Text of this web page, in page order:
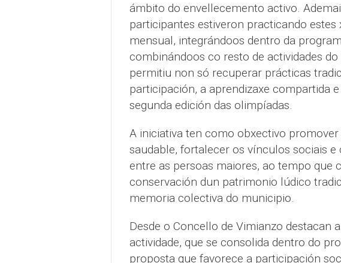
ámbito do envellecemento activo.
participantes estiveron practicando estes
mensual, integrándoos dentro da
combinándoos co resto de actividades
permitiu non só recuperar prácticas
participación, a aprendizaxe compartida
segunda edición das olimpíadas.
A iniciativa ten como obxectivo promover
saudable, fortalecer os vínculos sociais
entre as persoas maiores, ao tempo que
conservación dun patrimonio lúdico
memoria colectiva do municipio.
Desde o Concello de Vimianzo destacan
actividade, que se consolida dentro do
proposta que favorece a participación